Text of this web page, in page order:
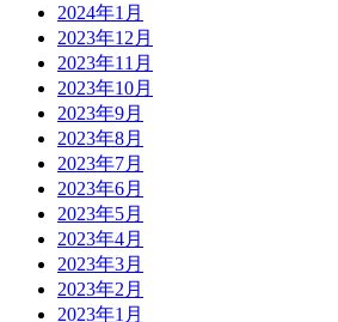
2024年1月
2023年12月
2023年11月
2023年10月
2023年9月
2023年8月
2023年7月
2023年6月
2023年5月
2023年4月
2023年3月
2023年2月
2023年1月